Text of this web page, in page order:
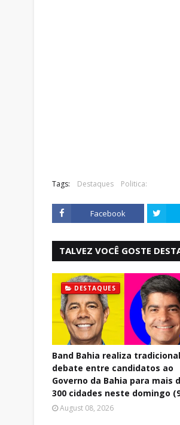
Tags: Destaques Politica:
Facebook
TALVEZ VOCÊ GOSTE
DESTAQUES
Band Bahia realiza tradicional
debate entre candidatos ao
Governo da Bahia para mais
300 cidades neste domingo
August 08, 2026